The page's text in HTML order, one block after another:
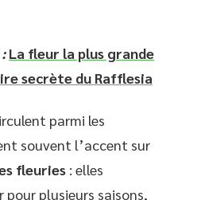
La fleur la plus grande
secrète du Rafflesia
parmi les
souvent l’accent sur
fleuries : elles
plusieurs saisons,